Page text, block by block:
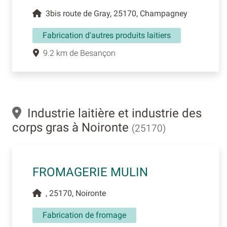
3bis route de Gray, 25170, Champagney
Fabrication d'autres produits laitiers
9.2 km de Besançon
Industrie laitière et industrie des
corps gras à Noironte (25170)
FROMAGERIE MULIN
, 25170, Noironte
Fabrication de fromage